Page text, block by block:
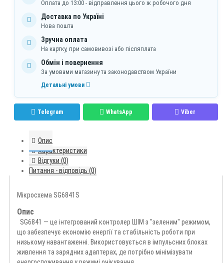
Оплата до 13:00 - відправлення цього ж робочого дня
Доставка по Україні
Нова пошта
Зручна оплата
На картку, при самовивозі або післяплата
Обмін і повернення
За умовами магазину та законодавством України
Детальні умови
Telegram WhatsApp Viber
Опис
Характеристики
Відгуки (0)
Питання - відповідь (0)
Мікросхема SG6841S
Опис
SG6841 — це інтегрований контролер ШІМ з "зеленим" режимом,
що забезпечує економію енергії та стабільність роботи при
низькому навантаженні. Використовується в імпульсних блоках
живлення та зарядних адаптерах, де потрібно мінімізувати